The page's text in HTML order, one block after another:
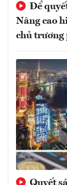
Để
Nâng cao
chủ trương
Quyết